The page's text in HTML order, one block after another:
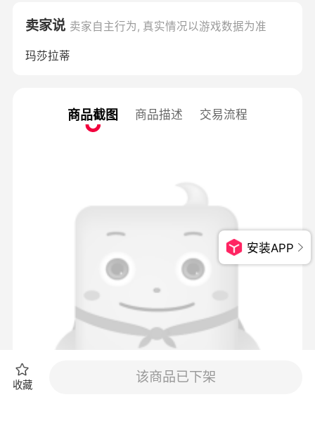
卖家说 卖家自主行为, 真实情况以游戏数据为准
玛莎拉蒂
商品截图 商品描述 交易流程
收藏
该商品已下架
安装APP